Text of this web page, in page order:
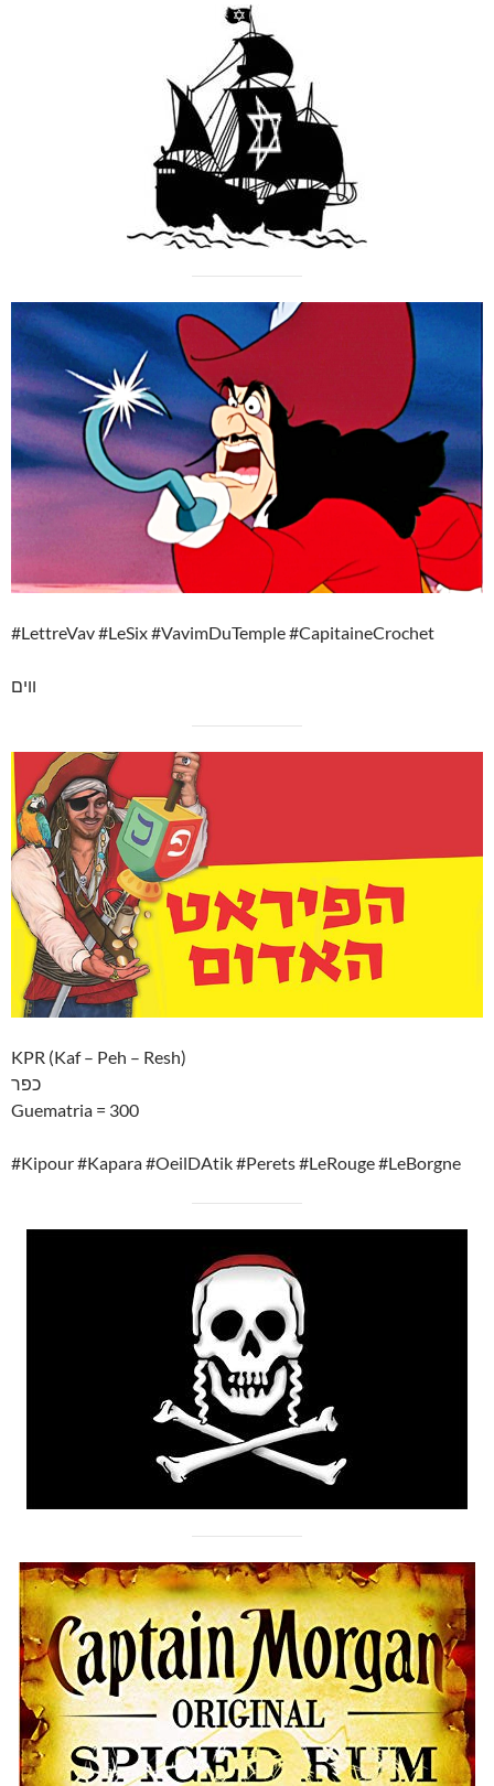
#LettreVav #LeSix #VavimDuTemple #CapitaineCrochet
ווים
KPR (Kaf – Peh – Resh)
כפר
Guematria = 300
#Kipour #Kapara #OeilDAtik #Perets #LeRouge #LeBorgne